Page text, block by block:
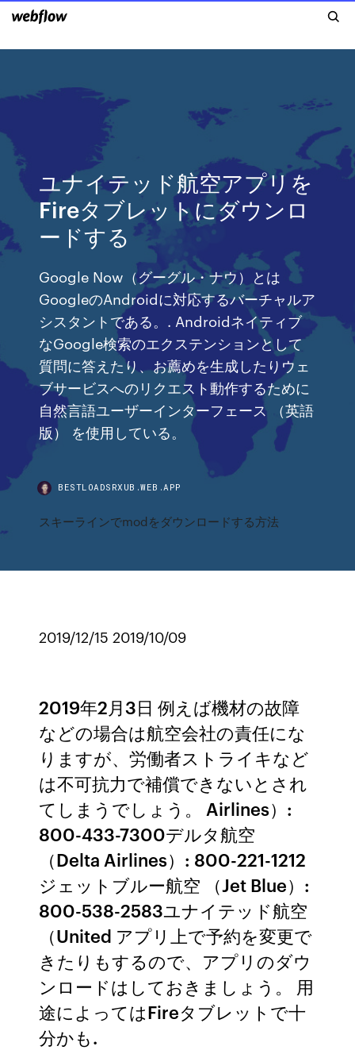
ユナイテッド航空アプリを
Fireタブレットにダウンロ
ードする
Google Now（グーグル・ナウ）とは
GoogleのAndroidに対応するバーチャルア
シスタントである。. Androidネイティブ
なGoogle検索のエクステンションとして
質問に答えたり、お薦めを生成したりウェ
ブサービスへのリクエスト動作するために
自然言語ユーザーインターフェース （英語
版） を使用している。
BESTLOADSRXUB.WEB.APP
スキーラインでmodをダウンロードする方法
2019/12/15 2019/10/09
2019年2月3日 例えば機材の故障
などの場合は航空会社の責任にな
りますが、労働者ストライキなど
は不可抗力で補償できないとされ
てしまうでしょう。 Airlines）:
800-433-7300デルタ航空
（Delta Airlines）: 800-221-1212
ジェットブルー航空 （Jet Blue）:
800-538-2583ユナイテッド航空
（United アプリ上で予約を変更で
きたりもするので、アプリのダウ
ンロードはしておきましょう。 用
途によってはFireタブレットで十
分かも.